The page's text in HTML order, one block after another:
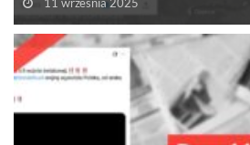
11 września 2025